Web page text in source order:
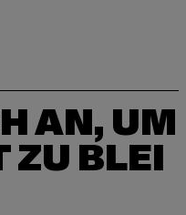
AN, UM
ZU BLEI